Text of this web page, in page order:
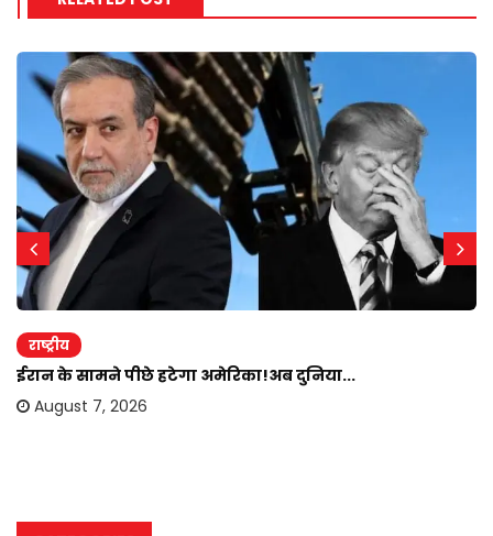
राष्ट्रीय
ईरान के सामने पीछे हटेगा अमेरिका!अब दुनिया...
August 7, 2026